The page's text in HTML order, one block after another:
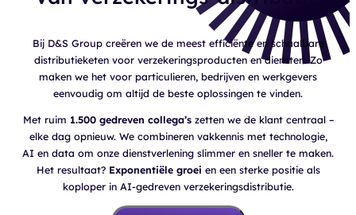
Bij D&S Group creëren we de meest efficiënte en schaalbare
distributieketen voor verzekeringsproducten en diensten. Zo
maken we het voor particulieren, bedrijven en werkgevers
eenvoudig om altijd de beste oplossingen te vinden.
Met ruim 1.500 gedreven collega’szetten we de klant centraal –
elke dag opnieuw. We combineren vakkennis met technologie,
AI en data om onze dienstverlening slimmer en sneller te maken.
Het resultaat? Exponentiële groei en een sterke positie als
koploper in AI-gedreven verzekeringsdistributie.